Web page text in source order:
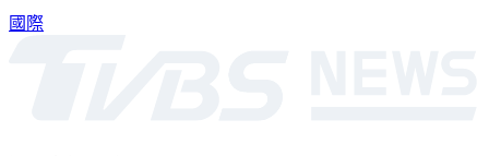
國際